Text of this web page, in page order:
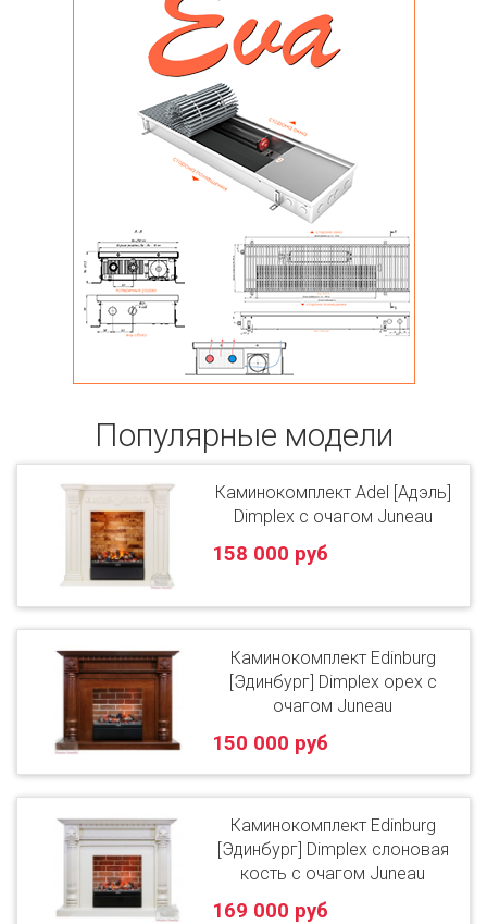
Популярные модели
Каминокомплект Adel [Адэль]
Dimplex с очагом Juneau
158 000 руб
Каминокомплект Edinburg
[Эдинбург] Dimplex орех с
очагом Juneau
150 000 руб
Каминокомплект Edinburg
[Эдинбург] Dimplex слоновая
кость с очагом Juneau
169 000 руб